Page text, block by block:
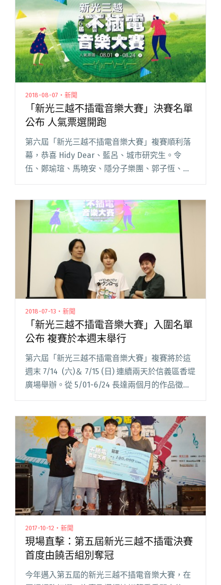
中岳、蕭賀碩、陳惠婷分享參賽心法：把比賽當
表演、多交朋友、寫誠實的歌"
2018-08-07・新聞
「新光三越不插電音樂大賽」決賽名單
公布 人氣票選開跑
第六屆「新光三越不插電音樂大賽」複賽順利落
幕，恭喜 Hidy Dear、藍呂、城市研究生。令
伍、鄭瑜瑄、馬曉安、隱分子樂團、郭子恆、陳
侑彤、So-So Heroes、柯淳恩 以及 Couch
"「新光三越不插電音樂大賽」決賽名單公布 人
氣票選開跑"
2018-07-13・新聞
「新光三越不插電音樂大賽」入圍名單
公布 複賽於本週末舉行
第六屆「新光三越不插電音樂大賽」複賽將於這
週末 7/14 (六)＆ 7/15 (日) 連續兩天於信義區香堤
廣場舉辦。從 5/01-6/24 長達兩個月的作品徵
選，共募集了近 100 組的創作者報名參賽，這次
"「新光三越不插電音樂大賽」入圍名單公布 複
賽於本週末舉行"
2017-10-12・新聞
現場直擊：第五屆新光三越不插電決賽
首度由饒舌組別奪冠
今年邁入第五屆的新光三越不插電音樂大賽，在